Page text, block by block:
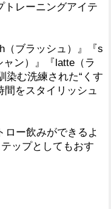
トレーニングアイテ
（ブラッシュ）』『s
ン）』『latte（ラ
染む洗練された“くす
をスタイリッシュ
ロー飲みができるよ
ップとしてもおす